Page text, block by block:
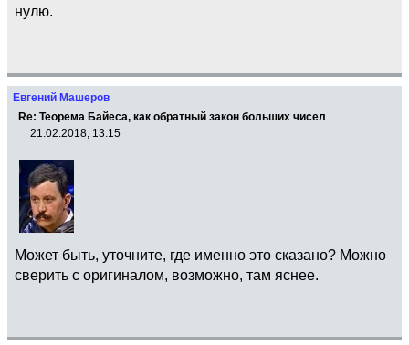
нулю.
Евгений Машеров
Re: Теорема Байеса, как обратный закон больших чисел
21.02.2018, 13:15
Может быть, уточните, где именно это сказано? Можно
сверить с оригиналом, возможно, там яснее.